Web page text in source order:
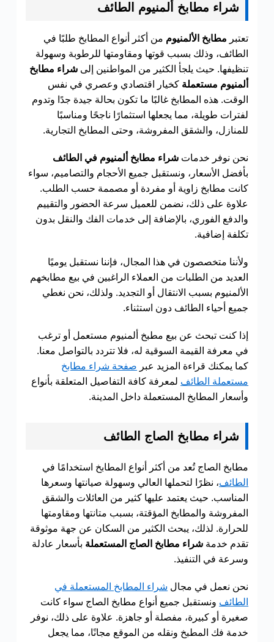
شراء مطابخ ألمنيوم الطائف
تعتبر مطابخ الألمنيوم من أكثر أنواع المطابخ طلبًا في
الطائف، وذلك بسبب قوتها ومقاومتها للرطوبة وسهولة
تنظيفها. حيث يلجأ الكثير من المواطنين إلى شراء مطابخ
ألمنيوم مستعملة كخيار اقتصادي وعصري في نفس
الوقت. هذه المطابخ غالبًا ما تكون بحالة جيدة جدًا وتدوم
لفترات طويلة، مما يجعلها استثمارًا ناجحًا ومناسبًا
للمنازل، والشقق المفروشة، وحتى المطابخ التجارية.
نحن نوفر خدمات شراء مطابخ ألمنيوم في الطائف
بأفضل الأسعار، ونستقبل جميع الأحجام والتصاميم، سواء
كانت مطابخ زاوية أو مفردة أو مصممة حسب الطلب.
علاوة على ذلك، نضمن للعميل سرعة الحضور والتقييم
والدفع الفوري، بالإضافة إلى خدمات الفك والنقل بدون
تكلفة إضافية.
ولأننا متخصصون في هذا المجال، فإننا نستقبل يوميًا
العديد من الطلبات من العملاء الراغبين في بيع مطابخهم
الألمنيوم بسبب الانتقال أو التجديد. ولذلك، نحن نغطي
جميع أحياء الطائف دون استثناء.
إذا كنت تبحث عن بيع مطبخ ألمنيوم مستعمل أو ترغب
في معرفة القيمة السوقية له، فلا تتردد بالتواصل معنا.
كما يمكنك قراءة المزيد عبر صفحة شراء مطابخ
مستعملة الطائف لمعرفة كافة التفاصيل المتعلقة بأنواع
وأسعار المطابخ المستعملة داخل المدينة.
شراء مطابخ الصاج الطائف
مطابخ الصاج تُعد من أكثر أنواع المطابخ استخدامًا في
الطائف، نظرًا لتحملها العالي وسهولة صيانتها وسعرها
المناسب. حيث يعتمد عليها كثير من العائلات والشقق
المفروشة والمطابخ المؤقتة، بسبب متانتها ومقاومتها
للحرارة. لذلك، يبحث الكثير من السكان عن جهة موثوقة
تقدم خدمة شراء مطابخ الصاج المستعملة بأسعار عادلة
وسرعة في التنفيذ.
نحن نعمل في مجال شراء المطابخ المستعملة في
الطائف ونستقبل جميع أنواع مطابخ الصاج سواء كانت
صغيرة أو كبيرة، مفصلة أو جاهزة. علاوة على ذلك، نوفر
خدمة فك المطبخ ونقله من الموقع مجانًا، مما يجعل